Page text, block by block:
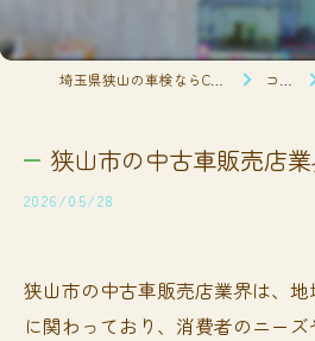
コラム
狭山市の中古車販売店
2026/05/28
狭山市の中古車販売店業界は、
に関わっており、消費者のニー